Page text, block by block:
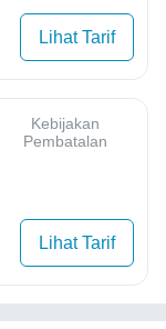
Lihat Tarif
Kebijakan
Pembatalan
Lihat Tarif